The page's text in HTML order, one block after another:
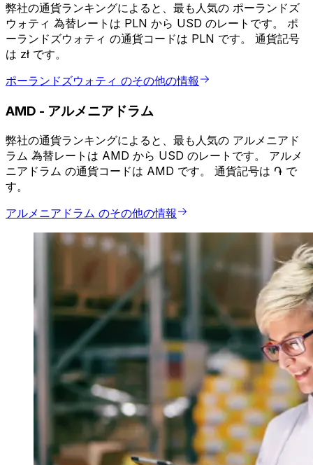
弊社の通貨ランキングによると、最も人気の ポーランドズ
ウォティ 為替レートは PLN から USD のレートです。 ポ
ーランドズウォティ の通貨コードは PLN です。 通貨記号
は zł です。
ポーランドズウォティ のその他の情報
AMD - アルメニアドラム
弊社の通貨ランキングによると、最も人気の アルメニアド
ラム 為替レートは AMD から USD のレートです。 アルメ
ニアドラム の通貨コードは AMD です。 通貨記号は ֏ で
す。
アルメニアドラム のその他の情報